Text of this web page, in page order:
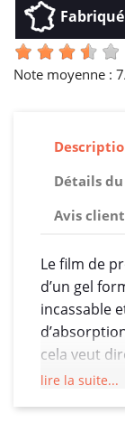
Note moyenne : 7
Détails
Avis
Le film de
d’un gel
incassable
cela veut
pour
lire la suite...